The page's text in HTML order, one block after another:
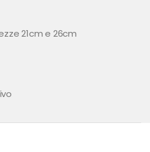
21cm e 26cm